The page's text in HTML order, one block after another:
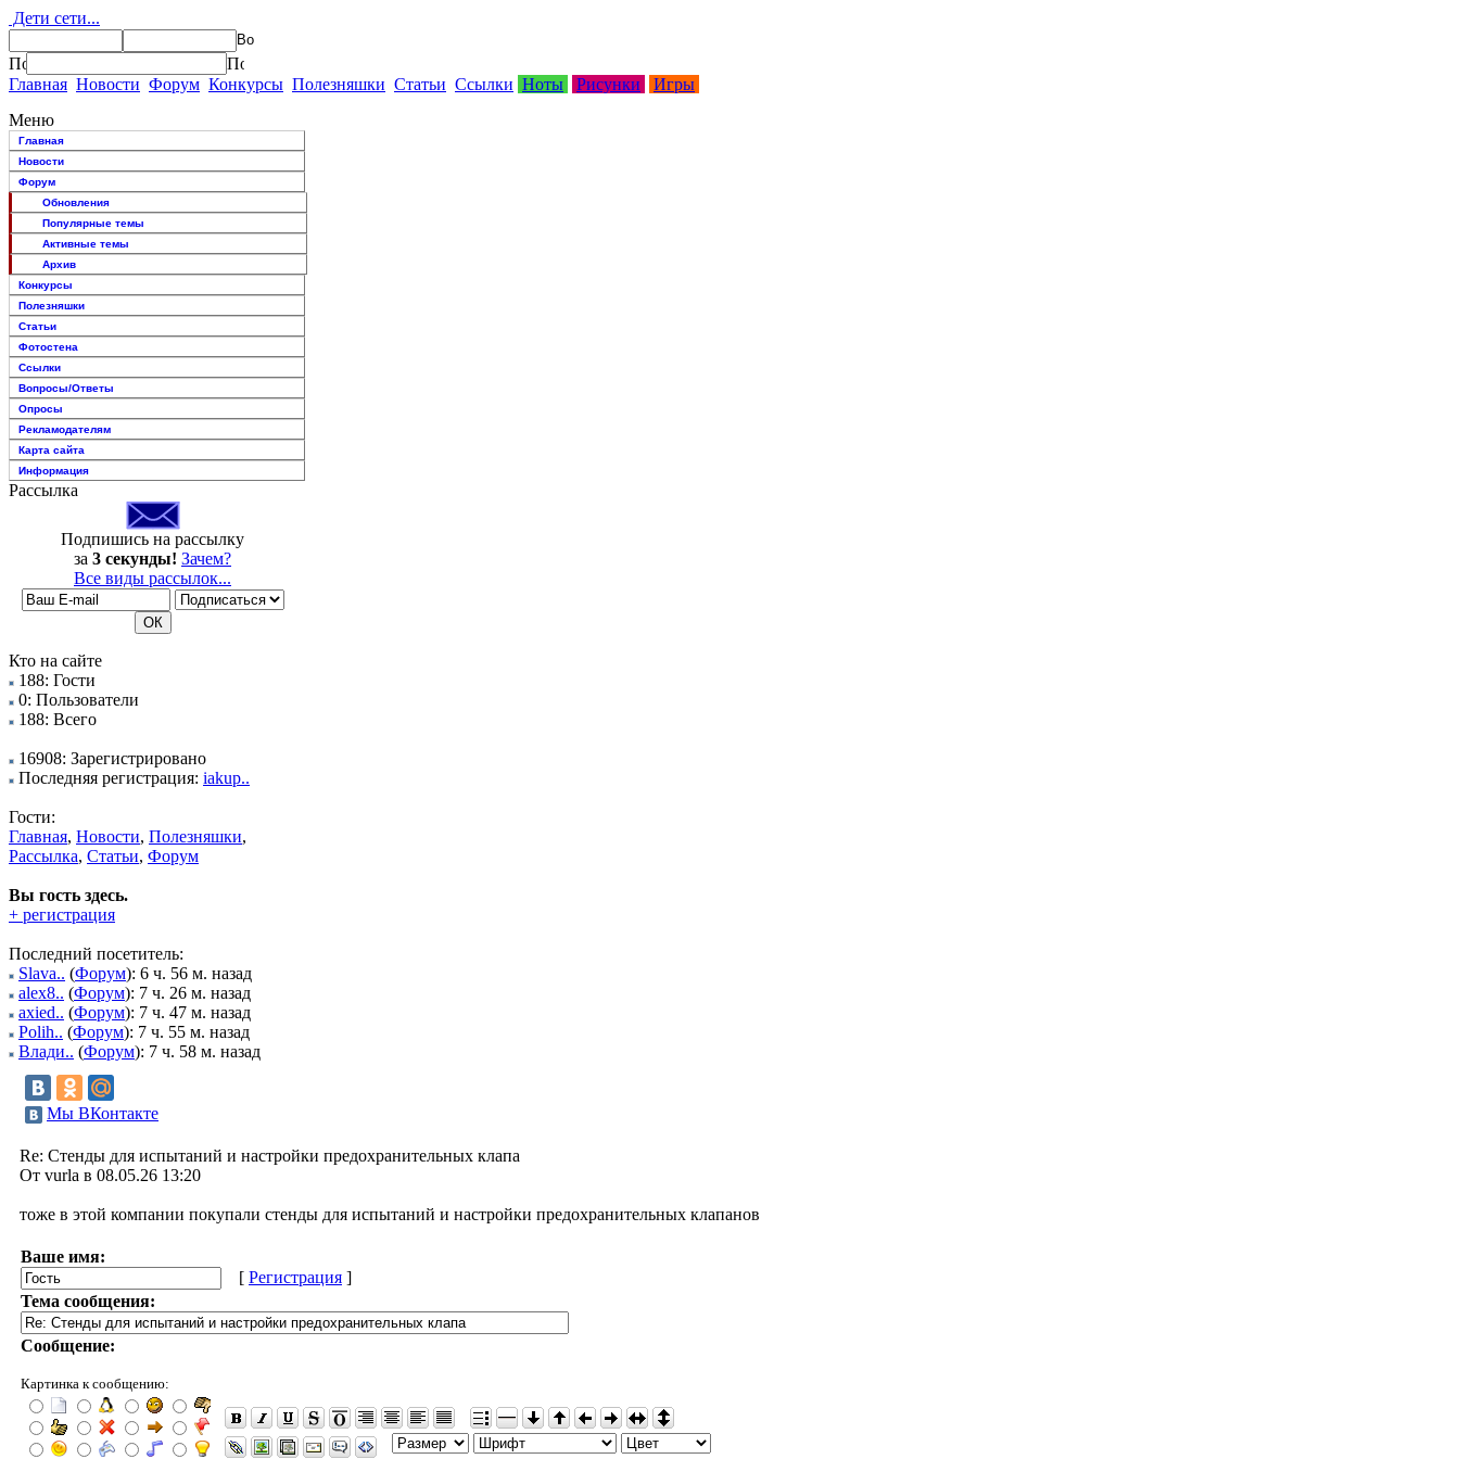
Дети сети...
Главная Новости Форум Конкурсы Полезняшки Статьи Ссылки Ноты Рисунки
Игры
Меню
Главная
Новости
Форум
Обновления
Популярные темы
Активные темы
Архив
Конкурсы
Полезняшки
Статьи
Фотостена
Ссылки
Вопросы/Ответы
Опросы
Рекламодателям
Карта сайта
Информация
Рассылка
Подпишись на рассылку
за 3 секунды! Зачем?
Все виды рассылок...
Кто на сайте
188: Гости
0: Пользователи
188: Всего
16908: Зарегистрировано
Последняя регистрация: iakup..
Гости:
Главная, Новости, Полезняшки,
Рассылка, Статьи, Форум
Вы гость здесь.
+ регистрация
Последний посетитель:
Slava.. (Форум): 6 ч. 56 м. назад
alex8.. (Форум): 7 ч. 26 м. назад
axied.. (Форум): 7 ч. 47 м. назад
Polih.. (Форум): 7 ч. 55 м. назад
Влади.. (Форум): 7 ч. 58 м. назад
Мы ВКонтакте
Re: Стенды для испытаний и настройки предохранительных клапа
От vurla в 08.05.26 13:20
тоже в этой компании покупали стенды для испытаний и настройки предохранительных клапанов
Ваше имя:
[ Регистрация ]
Тема сообщения:
Сообщение:
Картинка к сообщению: